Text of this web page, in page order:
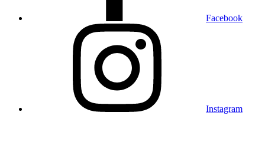
Facebook
Instagram